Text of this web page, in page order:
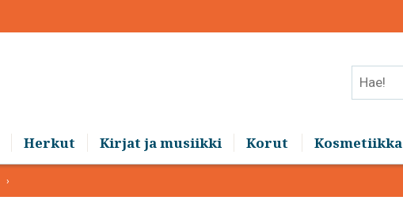
Herkut Kirjat ja musiikki Korut Kosmetiikka